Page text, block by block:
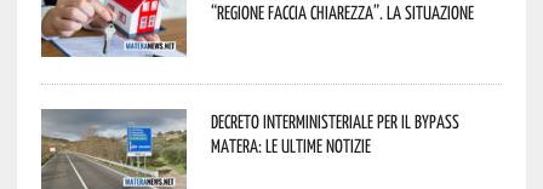
“Regione faccia chiarezza”. La situazione
Decreto interministeriale per il Bypass
Matera: le ultime notizie